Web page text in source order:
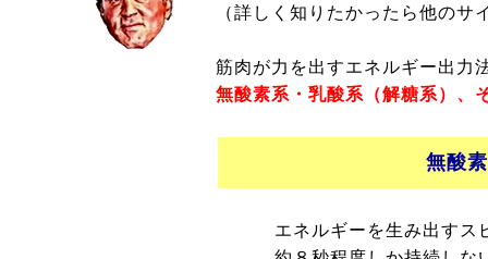
（詳しく知りたかったら他のサ
筋肉が力を出すエネルギー出力
無酸素系・乳酸系（解糖系）、
無酸
エネルギーを生み出すスピ